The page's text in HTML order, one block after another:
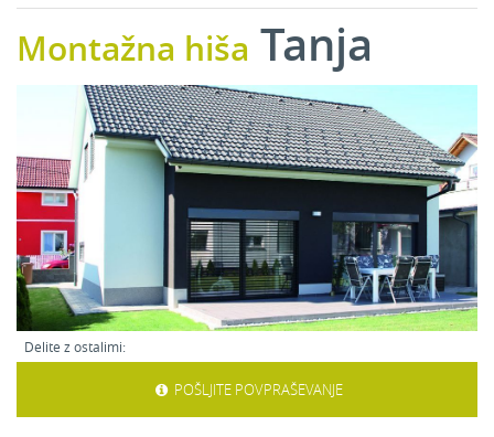
Montažna hiša Tanja
Delite z ostalimi:
POŠLJITE POVPRAŠEVANJE